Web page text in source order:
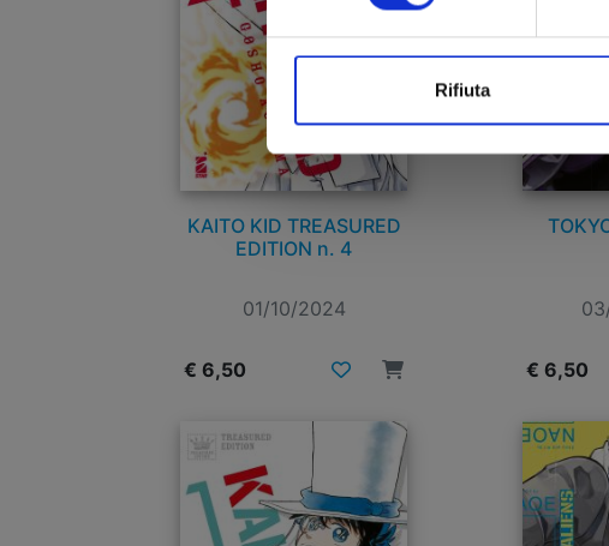
Rifiuta
KAITO KID TREASURED
EDITION n. 4
01/10/2024
€ 6,50 € 6,50